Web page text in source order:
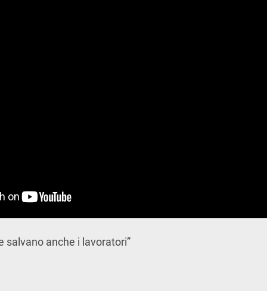
salvano anche i lavoratori”